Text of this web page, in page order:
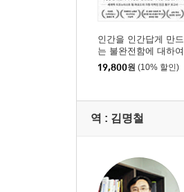
인간을 인간답게 만드
는 불완전함에 대하여
19,800원 (10% 할인)
역 : 김명철